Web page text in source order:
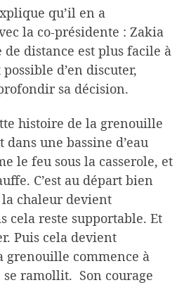
qu’il en a
la co-présidente : Zakia
distance est plus facile à
d’en discuter,
sa décision.
histoire de la grenouille
une bassine d’eau
le feu sous la casserole, et
C’est au départ bien
la chaleur devient
cela reste supportable. Et
Puis cela devient
grenouille commence à
ramollit. Son courage